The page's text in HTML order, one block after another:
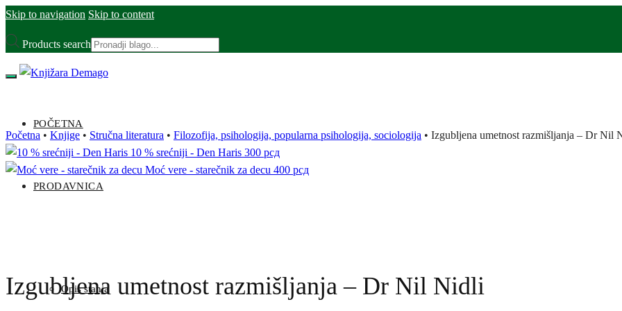
Skip to navigation Skip to content
Products search
POČETNA
PRODAVNICA
Opis stanja
Početna • Knjige • Stručna literatura • Filozofija, psihologija, popularna psihologija, sociologija • Izgubljena umetnost razmišljanja – Dr Nil
10 % srećniji - Den Haris 300 рсд
Moć vere - starečnik za decu 400 рсд
Izgubljena umetnost razmišljanja – Dr Nil Nidli